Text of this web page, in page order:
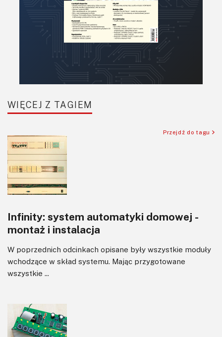
Pomiary i testy
Projektowanie
Sensory
Software
Sterowanie
Transformatory
Tranzystory
Wzmacniacze
Zasilanie
WIĘCEJ Z TAGIEM
Przejdź do tagu
Infinity: system automatyki domowej -
montaż i instalacja
W poprzednich odcinkach opisane były wszystkie moduły
wchodzące w skład systemu. Mając przygotowane
wszystkie ...